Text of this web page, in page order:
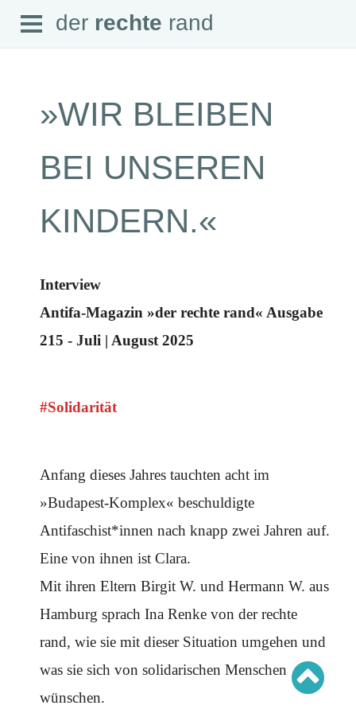
der rechte rand
SEITEN
Home
Suche
Magazin
Datenschutz
SCHWERPUNKTE
Schwerpunkte Übersicht
Schwerpunkt NSU
Ausgabe 221
Ausgabe 219
Ausgabe 217
Open
Menu
der rechte rand
»WIR BLEIBEN
BEI UNSEREN
KINDERN.«
Interview
Antifa-Magazin »der rechte rand« Ausgabe
215 - Juli | August 2025
#Solidarität
Anfang dieses Jahres tauchten acht im
»Budapest-Komplex« beschuldigte
Antifaschist*innen nach knapp zwei Jahren auf.
Eine von ihnen ist Clara.
Mit ihren Eltern Birgit W. und Hermann W. aus
Hamburg sprach Ina Renke von der rechte
rand, wie sie mit dieser Situation umgehen und
was sie sich von solidarischen Menschen
wünschen.